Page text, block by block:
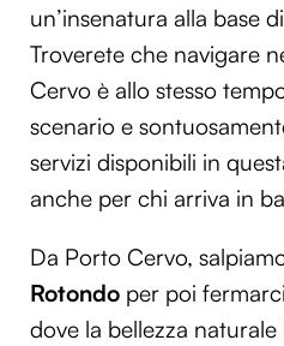
un’insenatura alla base
Troverete che navigare
Cervo è allo stesso
scenario e
servizi disponibili in
anche per chi arriva in
Da Porto Cervo,
Rotondo per poi
dove la bellezza